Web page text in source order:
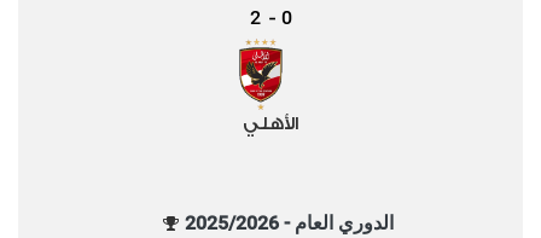
0
-
2
الأهلي
الدوري العام - 2025/2026